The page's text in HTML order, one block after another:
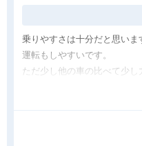
ン走行に気を遣います。シ
で持っていないとドアの内側
前から見たフロントは優しす
ています。純正マットは取り
乗りやすさは十分だと思いま
運転もしやすいです。
ただ少し他の車の比べて少し
故障などはずっとありませ
ったりなど不具合が少し出
くらいは普通にあるのかな